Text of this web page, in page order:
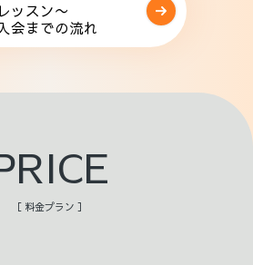
ッスン〜
入会までの流れ
［ 料金プラン ］